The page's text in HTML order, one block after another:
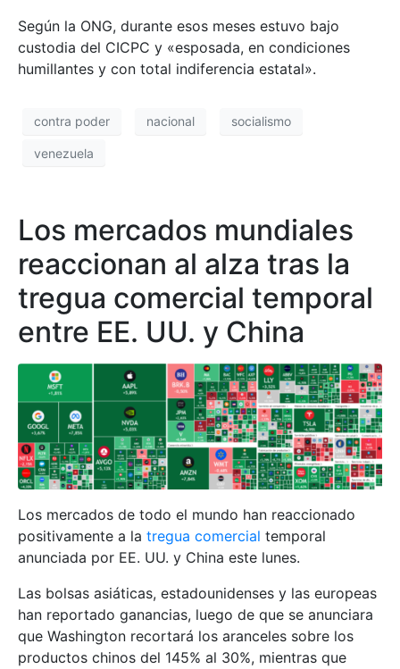
Según la ONG, durante esos meses estuvo bajo
custodia del CICPC y «esposada, en condiciones
humillantes y con total indiferencia estatal».
contra poder nacional socialismo
venezuela
Los mercados mundiales
reaccionan al alza tras la
tregua comercial temporal
entre EE. UU. y China
Los mercados de todo el mundo han reaccionado
positivamente a la tregua comercial temporal
anunciada por EE. UU. y China este lunes.
Las bolsas asiáticas, estadounidenses y las europeas
han reportado ganancias, luego de que se anunciara
que Washington recortará los aranceles sobre los
productos chinos del 145% al 30%, mientras que